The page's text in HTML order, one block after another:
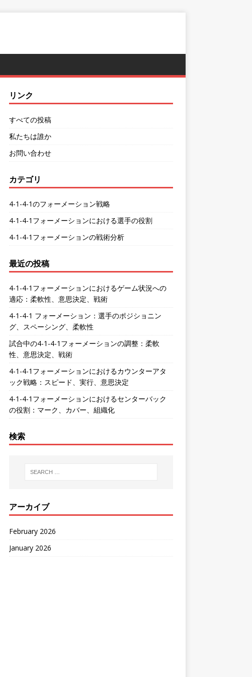
リンク
すべての投稿
私たちは誰か
お問い合わせ
カテゴリ
4-1-4-1のフォーメーション戦略
4-1-4-1フォーメーションにおける選手の役割
4-1-4-1フォーメーションの戦術分析
最近の投稿
4-1-4-1フォーメーションにおけるゲーム状況への
適応：柔軟性、意思決定、戦術
4-1-4-1 フォーメーション：選手のポジショニン
グ、スペーシング、柔軟性
試合中の4-1-4-1フォーメーションの調整：柔軟
性、意思決定、戦術
4-1-4-1フォーメーションにおけるカウンターアタ
ック戦略：スピード、実行、意思決定
4-1-4-1フォーメーションにおけるセンターバック
の役割：マーク、カバー、組織化
検索
アーカイブ
February 2026
January 2026